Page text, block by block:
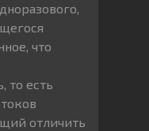
что
то есть
отличить